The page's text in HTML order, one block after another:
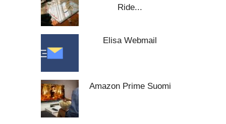
Ride...
Elisa Webmail
Amazon Prime Suomi